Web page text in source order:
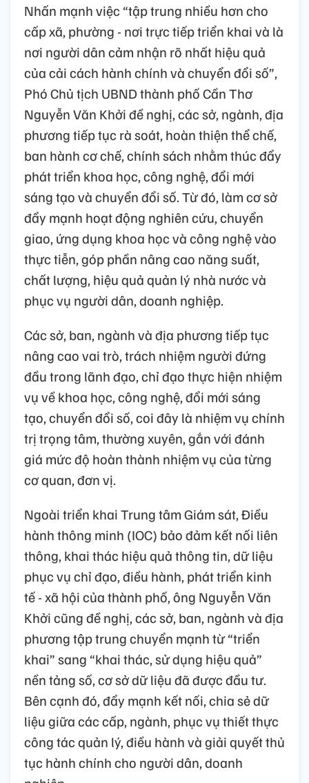
Nhấn mạnh việc “tập trung nhiều hơn cho
cấp xã, phường - nơi trực tiếp triển khai và là
nơi người dân cảm nhận rõ nhất hiệu quả
của cải cách hành chính và chuyển đổi số”,
Phó Chủ tịch UBND thành phố Cần Thơ
Nguyễn Văn Khởi đề nghị, các sở, ngành, địa
phương tiếp tục rà soát, hoàn thiện thể chế,
ban hành cơ chế, chính sách nhằm thúc đẩy
phát triển khoa học, công nghệ, đổi mới
sáng tạo và chuyển đổi số. Từ đó, làm cơ sở
đẩy mạnh hoạt động nghiên cứu, chuyển
giao, ứng dụng khoa học và công nghệ vào
thực tiễn, góp phần nâng cao năng suất,
chất lượng, hiệu quả quản lý nhà nước và
phục vụ người dân, doanh nghiệp.
Các sở, ban, ngành và địa phương tiếp tục
nâng cao vai trò, trách nhiệm người đứng
đầu trong lãnh đạo, chỉ đạo thực hiện nhiệm
vụ về khoa học, công nghệ, đổi mới sáng
tạo, chuyển đổi số, coi đây là nhiệm vụ chính
trị trọng tâm, thường xuyên, gắn với đánh
giá mức độ hoàn thành nhiệm vụ của từng
cơ quan, đơn vị.
Ngoài triển khai Trung tâm Giám sát, Điều
hành thông minh (IOC) bảo đảm kết nối liên
thông, khai thác hiệu quả thông tin, dữ liệu
phục vụ chỉ đạo, điều hành, phát triển kinh
tế - xã hội của thành phố, ông Nguyễn Văn
Khởi cũng đề nghị, các sở, ban, ngành và địa
phương tập trung chuyển mạnh từ “triển
khai” sang “khai thác, sử dụng hiệu quả”
nền tảng số, cơ sở dữ liệu đã được đầu tư.
Bên cạnh đó, đẩy mạnh kết nối, chia sẻ dữ
liệu giữa các cấp, ngành, phục vụ thiết thực
công tác quản lý, điều hành và giải quyết thủ
tục hành chính cho người dân, doanh